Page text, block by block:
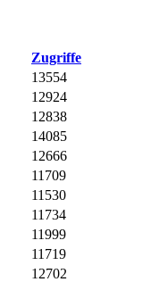
Zugriffe
13554
12924
12838
14085
12666
11709
11530
11734
11999
11719
12702